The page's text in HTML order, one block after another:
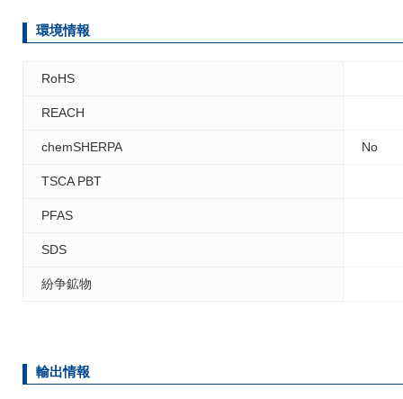
環境情報
RoHS
REACH
chemSHERPA No
TSCA PBT
PFAS
SDS
紛争鉱物
輸出情報